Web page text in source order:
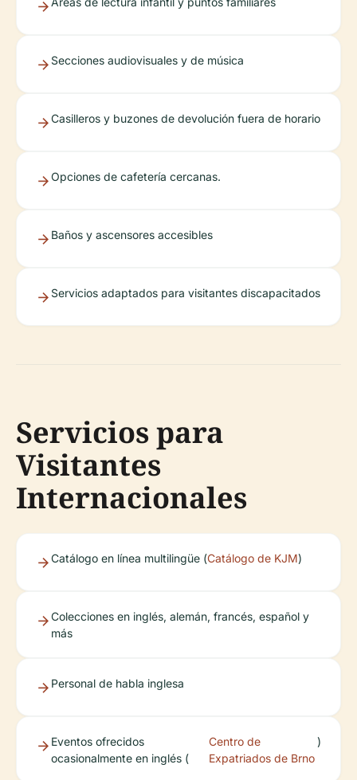
Secciones audiovisuales y de música
Casilleros y buzones de devolución fuera de horario
Opciones de cafetería cercanas.
Baños y ascensores accesibles
Servicios adaptados para visitantes discapacitados
Servicios para
Visitantes
Internacionales
Catálogo en línea multilingüe (Catálogo de KJM)
Colecciones en inglés, alemán, francés, español y
más
Personal de habla inglesa
Eventos ofrecidos
ocasionalmente en inglés (
Centro de
Expatriados de Brno
)